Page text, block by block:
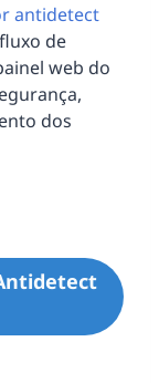
antidetect
de
web do
dos